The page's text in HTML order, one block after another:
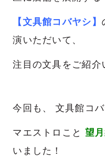
【文具館コバヤシ】
演いただいて、
注目の文具をご紹介
今回も、 文具館コ
マエストロこと 望
いました！